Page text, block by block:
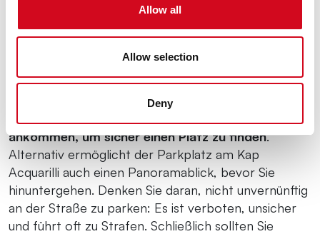
Allow all
Allow selection
Deny
Parken und nützliche Tipps
Der Parkplatz ist begrenzt: Wenn Sie spät am
Morgen oder am Wochenende ankommen, müssen
Sie sich zwischen kostenlosen und kostenpflichtigen
Plätzen entscheiden. Am besten
ankommen, um sicher einen Platz zu finden.
Alternativ ermöglicht der Parkplatz am Kap
Acquarilli auch einen Panoramablick, bevor Sie
hinuntergehen. Denken Sie daran, nicht unvernünftig
an der Straße zu parken: Es ist verboten, unsicher
und führt oft zu Strafen. Schließlich sollten Sie